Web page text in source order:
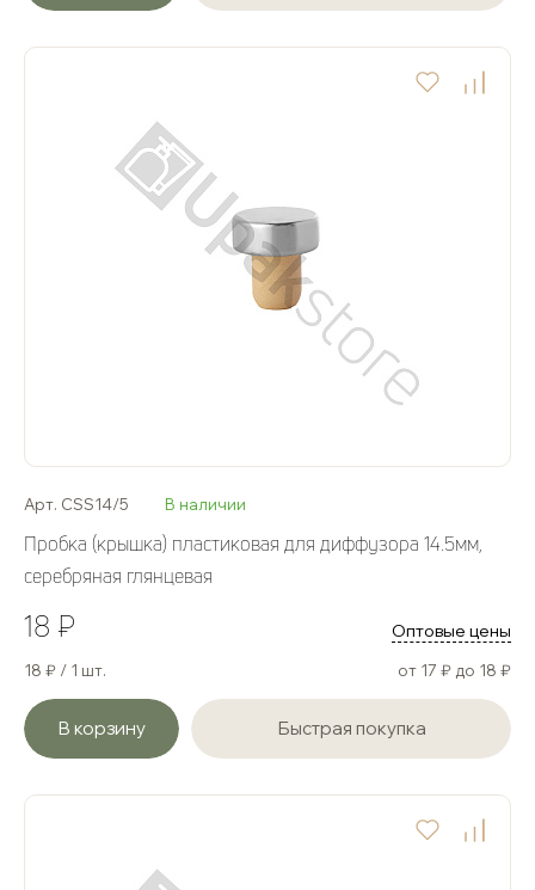
Арт. CSS14/5 В наличии
Пробка (крышка) пластиковая для диффузора 14.5мм,
серебряная глянцевая
18 ₽ Оптовые цены
18 ₽ / 1 шт. от 17 ₽ до 18 ₽
В корзину Быстрая покупка